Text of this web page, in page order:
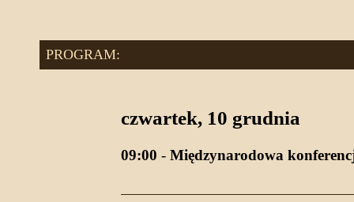
PROGRAM:
czwartek, 10 grudnia
09:00 - Międzynarodowa